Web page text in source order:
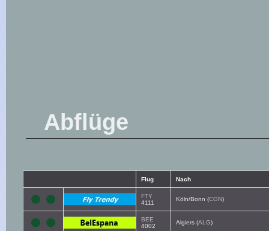
Abflüge
Flug Nach
FTY
4111
Köln/Bonn (CGN)
BEE
4002
Algiers (ALG)